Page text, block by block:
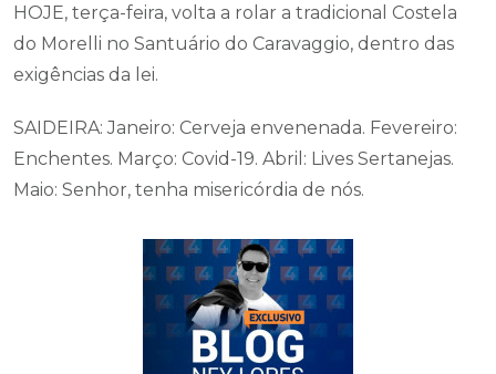
HOJE, terça-feira, volta a rolar a tradicional Costela
do Morelli no Santuário do Caravaggio, dentro das
exigências da lei.
SAIDEIRA: Janeiro: Cerveja envenenada. Fevereiro:
Enchentes. Março: Covid-19. Abril: Lives Sertanejas.
Maio: Senhor, tenha misericórdia de nós.